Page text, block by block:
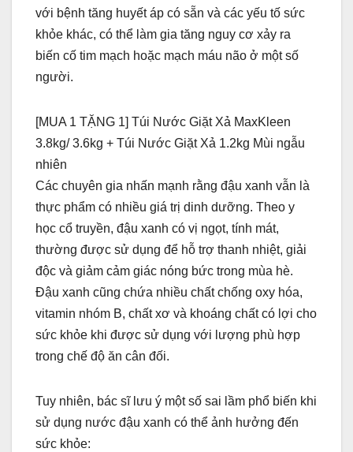
với bệnh tăng huyết áp có sẵn và các yếu tố sức
khỏe khác, có thể làm gia tăng nguy cơ xảy ra
biến cố tim mạch hoặc mạch máu não ở một số
người.
[MUA 1 TẶNG 1] Túi Nước Giặt Xả MaxKleen
3.8kg/ 3.6kg + Túi Nước Giặt Xả 1.2kg Mùi ngẫu
nhiên
Các chuyên gia nhấn mạnh rằng đậu xanh vẫn là
thực phẩm có nhiều giá trị dinh dưỡng. Theo y
học cổ truyền, đậu xanh có vị ngọt, tính mát,
thường được sử dụng để hỗ trợ thanh nhiệt, giải
độc và giảm cảm giác nóng bức trong mùa hè.
Đậu xanh cũng chứa nhiều chất chống oxy hóa,
vitamin nhóm B, chất xơ và khoáng chất có lợi cho
sức khỏe khi được sử dụng với lượng phù hợp
trong chế độ ăn cân đối.
Tuy nhiên, bác sĩ lưu ý một số sai lầm phổ biến khi
sử dụng nước đậu xanh có thể ảnh hưởng đến
sức khỏe: